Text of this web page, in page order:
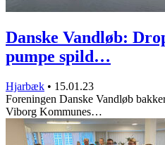
Danske Vandløb:
pumpe spild…
Hjarbæk • 15.01.23
Foreningen Danske Vandløb
Viborg Kommunes…